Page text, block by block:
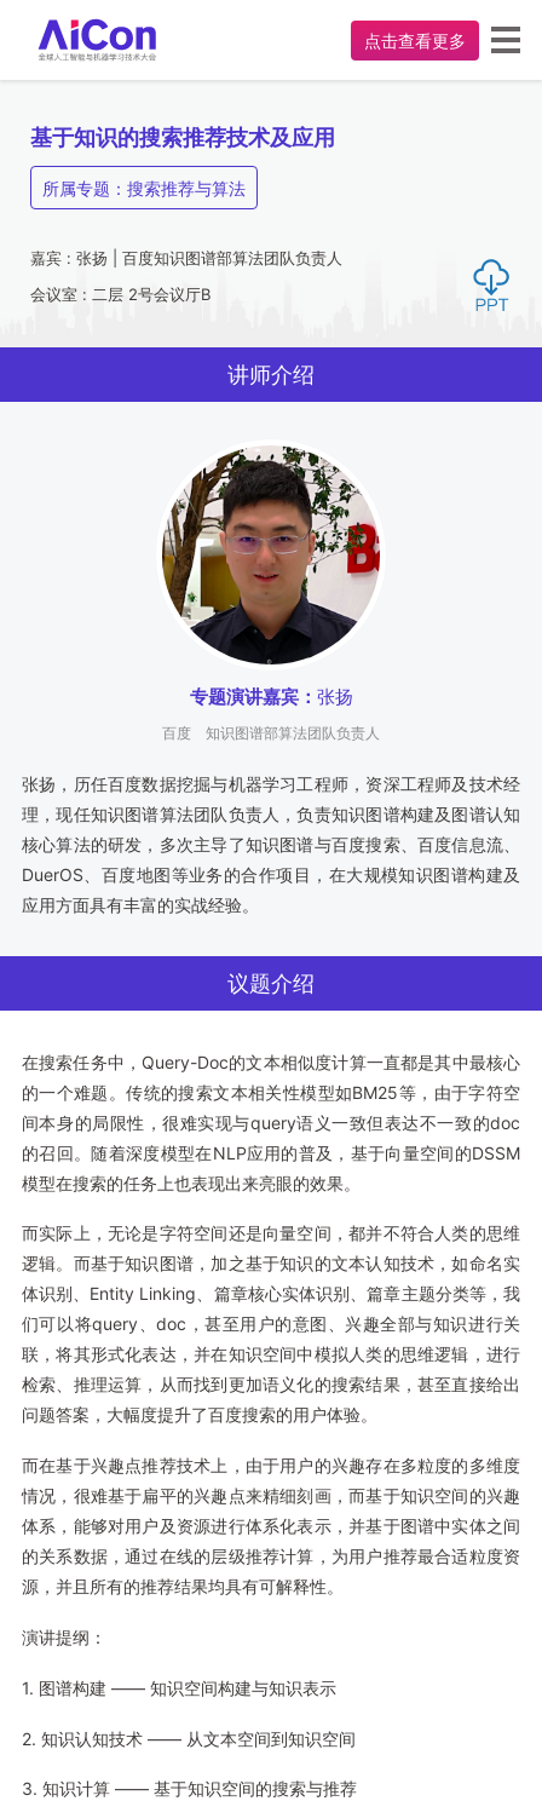
点击查看更多
基于知识的搜索推荐技术及应用
所属专题：搜索推荐与算法
嘉宾 : 张扬 | 百度知识图谱部算法团队负责人
会议室 : 二层 2号会议厅B
讲师介绍
专题演讲嘉宾： 张扬
百度 知识图谱部算法团队负责人
张扬，历任百度数据挖掘与机器学习工程师，资深工程师及技术经
理，现任知识图谱算法团队负责人，负责知识图谱构建及图谱认知
核心算法的研发，多次主导了知识图谱与百度搜索、百度信息流、
DuerOS、百度地图等业务的合作项目，在大规模知识图谱构建及
应用方面具有丰富的实战经验。
议题介绍
在搜索任务中，Query-Doc的文本相似度计算一直都是其中最核心
的一个难题。传统的搜索文本相关性模型如BM25等，由于字符空
间本身的局限性，很难实现与query语义一致但表达不一致的doc
的召回。随着深度模型在NLP应用的普及，基于向量空间的DSSM
模型在搜索的任务上也表现出来亮眼的效果。
而实际上，无论是字符空间还是向量空间，都并不符合人类的思维
逻辑。而基于知识图谱，加之基于知识的文本认知技术，如命名实
体识别、Entity Linking、篇章核心实体识别、篇章主题分类等，我
们可以将query、doc，甚至用户的意图、兴趣全部与知识进行关
联，将其形式化表达，并在知识空间中模拟人类的思维逻辑，进行
检索、推理运算，从而找到更加语义化的搜索结果，甚至直接给出
问题答案，大幅度提升了百度搜索的用户体验。
而在基于兴趣点推荐技术上，由于用户的兴趣存在多粒度的多维度
情况，很难基于扁平的兴趣点来精细刻画，而基于知识空间的兴趣
体系，能够对用户及资源进行体系化表示，并基于图谱中实体之间
的关系数据，通过在线的层级推荐计算，为用户推荐最合适粒度资
源，并且所有的推荐结果均具有可解释性。
演讲提纲：
1. 图谱构建 —— 知识空间构建与知识表示
2. 知识认知技术 —— 从文本空间到知识空间
3. 知识计算 —— 基于知识空间的搜索与推荐